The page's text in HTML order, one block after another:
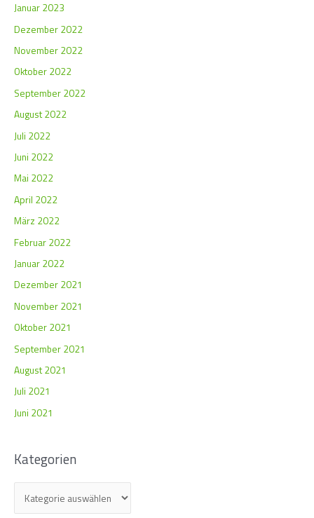
Januar 2023
Dezember 2022
November 2022
Oktober 2022
September 2022
August 2022
Juli 2022
Juni 2022
Mai 2022
April 2022
März 2022
Februar 2022
Januar 2022
Dezember 2021
November 2021
Oktober 2021
September 2021
August 2021
Juli 2021
Juni 2021
Kategorien